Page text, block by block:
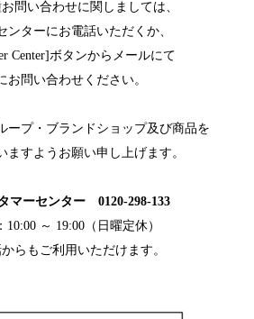
問い合わせに関しましては、
ンターにお電話いただくか、
Center]ボタンからメールにて
お問い合わせください。
ープ・ブランドショップ及び商品を
ますようお願い申し上げます。
マーセンター 0120-298-133
10:00 ～ 19:00（日曜定休）
らもご利用いただけます。